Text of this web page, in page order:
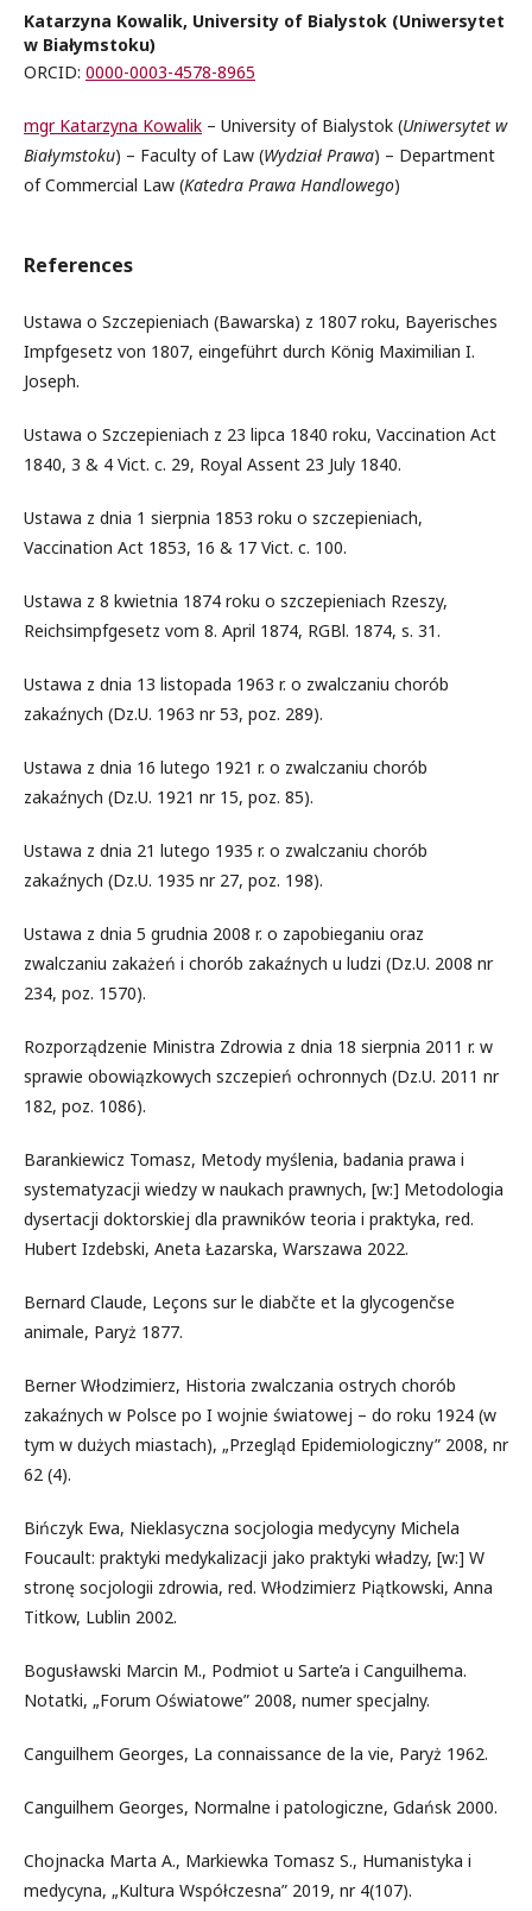
Katarzyna Kowalik, University of Bialystok (Uniwersytet
w Białymstoku)
ORCID: 0000-0003-4578-8965
mgr Katarzyna Kowalik – University of Bialystok (Uniwersytet w
Białymstoku) – Faculty of Law (Wydział Prawa) – Department
of Commercial Law (Katedra Prawa Handlowego)
References
Ustawa o Szczepieniach (Bawarska) z 1807 roku, Bayerisches
Impfgesetz von 1807, eingeführt durch König Maximilian I.
Joseph.
Ustawa o Szczepieniach z 23 lipca 1840 roku, Vaccination Act
1840, 3 & 4 Vict. c. 29, Royal Assent 23 July 1840.
Ustawa z dnia 1 sierpnia 1853 roku o szczepieniach,
Vaccination Act 1853, 16 & 17 Vict. c. 100.
Ustawa z 8 kwietnia 1874 roku o szczepieniach Rzeszy,
Reichsimpfgesetz vom 8. April 1874, RGBl. 1874, s. 31.
Ustawa z dnia 13 listopada 1963 r. o zwalczaniu chorób
zakaźnych (Dz.U. 1963 nr 53, poz. 289).
Ustawa z dnia 16 lutego 1921 r. o zwalczaniu chorób
zakaźnych (Dz.U. 1921 nr 15, poz. 85).
Ustawa z dnia 21 lutego 1935 r. o zwalczaniu chorób
zakaźnych (Dz.U. 1935 nr 27, poz. 198).
Ustawa z dnia 5 grudnia 2008 r. o zapobieganiu oraz
zwalczaniu zakażeń i chorób zakaźnych u ludzi (Dz.U. 2008 nr
234, poz. 1570).
Rozporządzenie Ministra Zdrowia z dnia 18 sierpnia 2011 r. w
sprawie obowiązkowych szczepień ochronnych (Dz.U. 2011 nr
182, poz. 1086).
Barankiewicz Tomasz, Metody myślenia, badania prawa i
systematyzacji wiedzy w naukach prawnych, [w:] Metodologia
dysertacji doktorskiej dla prawników teoria i praktyka, red.
Hubert Izdebski, Aneta Łazarska, Warszawa 2022.
Bernard Claude, Leçons sur le diabčte et la glycogenčse
animale, Paryż 1877.
Berner Włodzimierz, Historia zwalczania ostrych chorób
zakaźnych w Polsce po I wojnie światowej – do roku 1924 (w
tym w dużych miastach), „Przegląd Epidemiologiczny” 2008, nr
62 (4).
Bińczyk Ewa, Nieklasyczna socjologia medycyny Michela
Foucault: praktyki medykalizacji jako praktyki władzy, [w:] W
stronę socjologii zdrowia, red. Włodzimierz Piątkowski, Anna
Titkow, Lublin 2002.
Bogusławski Marcin M., Podmiot u Sarte’a i Canguilhema.
Notatki, „Forum Oświatowe” 2008, numer specjalny.
Canguilhem Georges, La connaissance de la vie, Paryż 1962.
Canguilhem Georges, Normalne i patologiczne, Gdańsk 2000.
Chojnacka Marta A., Markiewka Tomasz S., Humanistyka i
medycyna, „Kultura Współczesna” 2019, nr 4(107).